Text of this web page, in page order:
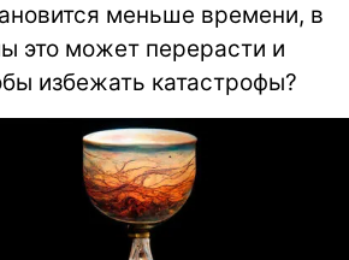
меньше времени, в
это может перерасти и
избежать катастрофы?